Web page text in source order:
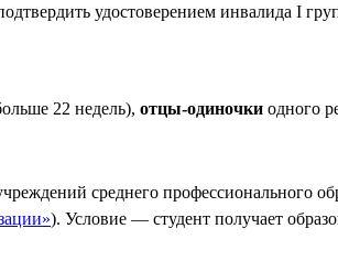
удостоверением инвалида I
22 недель), отцы-одиночки одного
среднего профессионального
). Условие — студент получает